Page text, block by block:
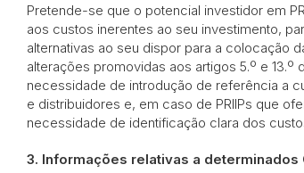
Pretende-se que o potencial investidor em
aos custos inerentes ao seu investimento,
alternativas ao seu dispor para a colocação
alterações promovidas aos artigos 5.º e
necessidade de introdução de referência a
e distribuidores e, em caso de PRIIPs que
necessidade de identificação clara dos
3. Informações relativas a determinados